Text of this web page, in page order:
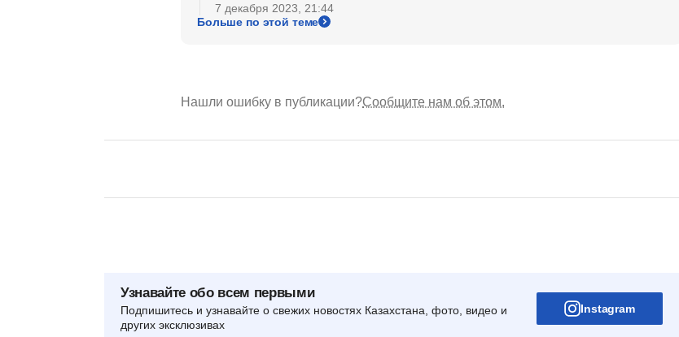
7 декабря 2023, 21:44
Больше по этой теме
Нашли ошибку в публикации?Сообщите нам об этом.
Узнавайте обо всем первыми
Подпишитесь и узнавайте о свежих новостях Казахстана, фото, видео и
других эксклюзивах
Instagram